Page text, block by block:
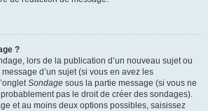
?
lors de la publication d’un nouveau sujet ou
d’un sujet (si vous en avez les
Sondage sous la partie message (si vous ne
probablement pas le droit de créer des sondages).
et au moins deux options possibles, saisissez